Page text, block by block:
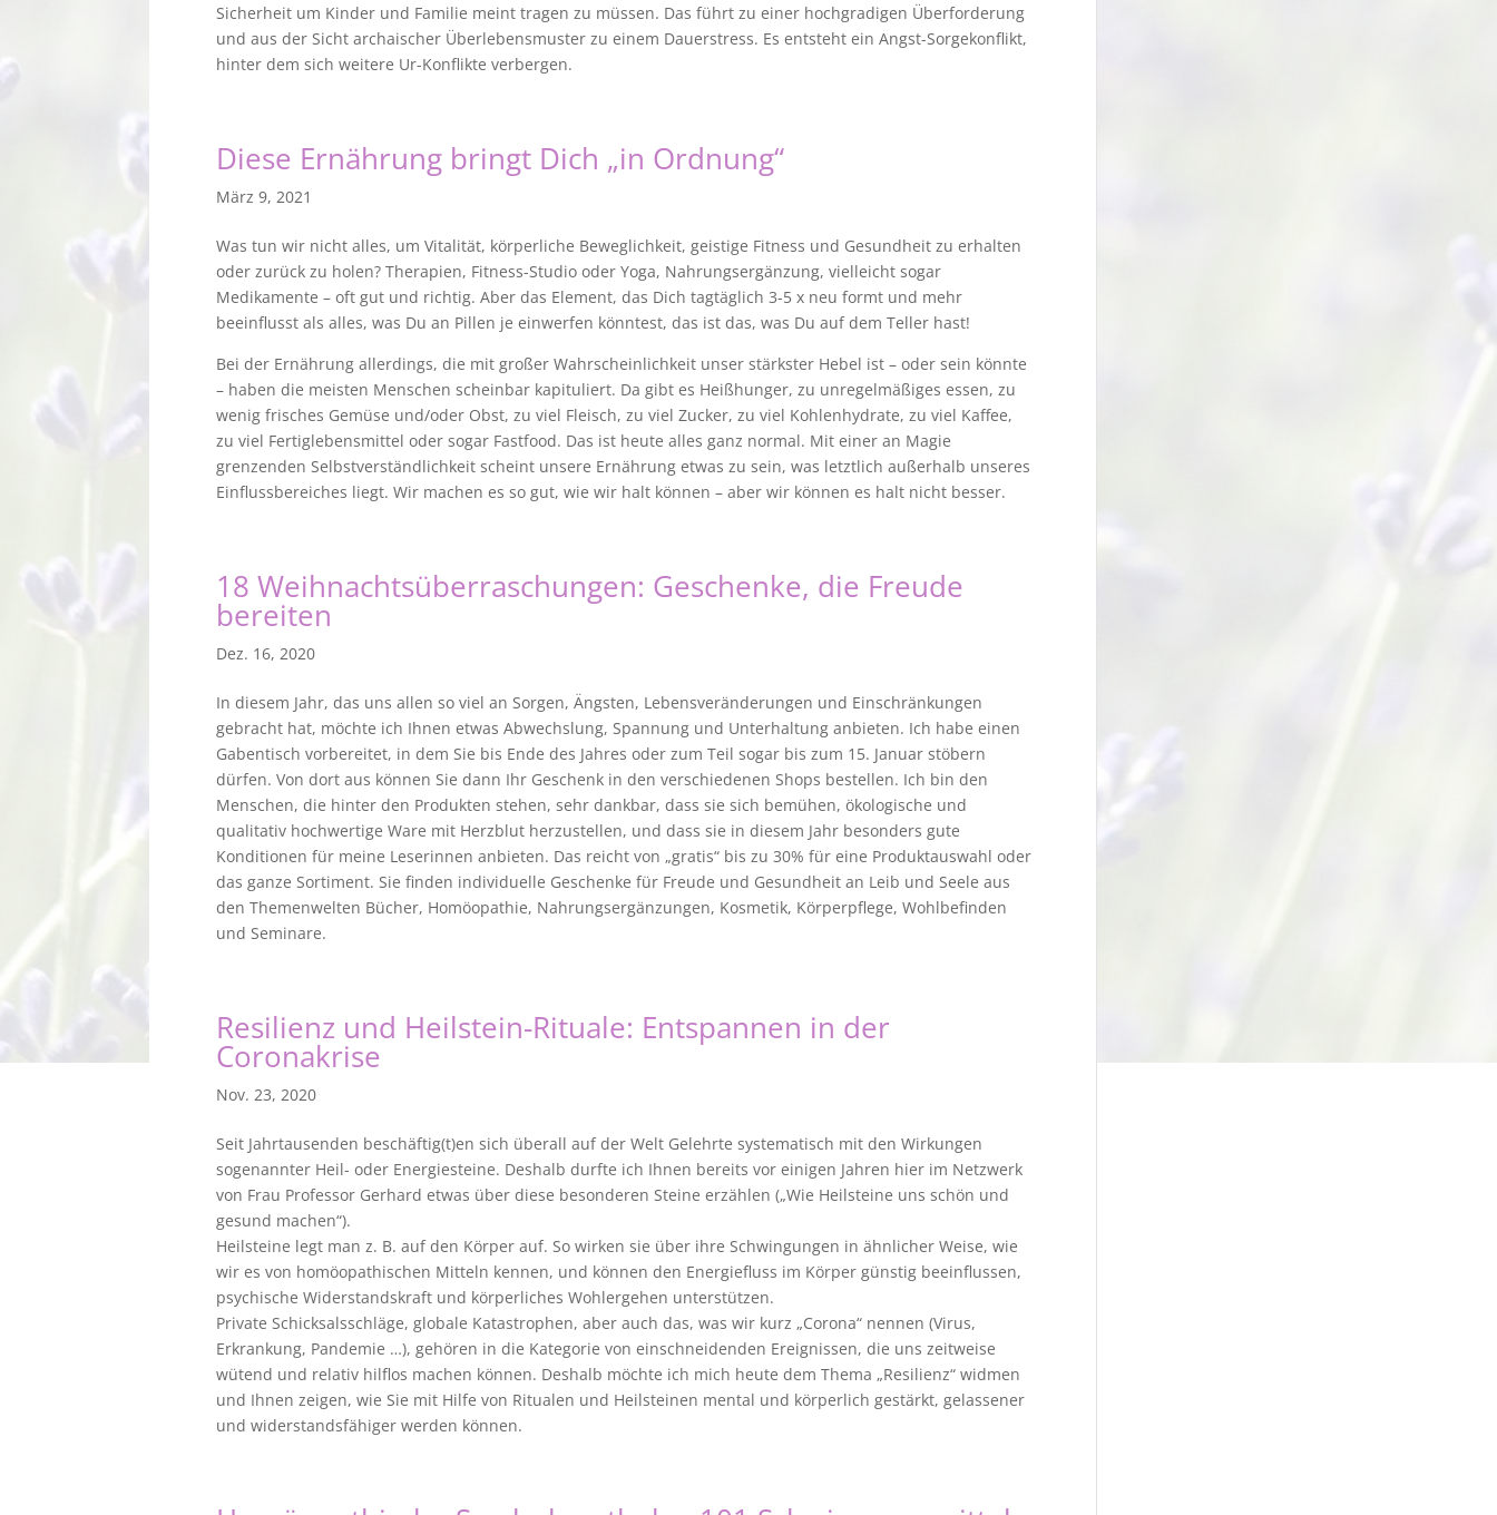
Sicherheit um Kinder und Familie meint tragen zu müssen. Das führt zu einer hochgradigen Überforderung
und aus der Sicht archaischer Überlebensmuster zu einem Dauerstress. Es entsteht ein Angst-Sorgekonflikt,
hinter dem sich weitere Ur-Konflikte verbergen.
Diese Ernährung bringt Dich „in Ordnung“
März 9, 2021
Was tun wir nicht alles, um Vitalität, körperliche Beweglichkeit, geistige Fitness und Gesundheit zu erhalten
oder zurück zu holen? Therapien, Fitness-Studio oder Yoga, Nahrungsergänzung, vielleicht sogar
Medikamente – oft gut und richtig. Aber das Element, das Dich tagtäglich 3-5 x neu formt und mehr
beeinflusst als alles, was Du an Pillen je einwerfen könntest, das ist das, was Du auf dem Teller hast!
Bei der Ernährung allerdings, die mit großer Wahrscheinlichkeit unser stärkster Hebel ist – oder sein könnte
– haben die meisten Menschen scheinbar kapituliert. Da gibt es Heißhunger, zu unregelmäßiges essen, zu
wenig frisches Gemüse und/oder Obst, zu viel Fleisch, zu viel Zucker, zu viel Kohlenhydrate, zu viel Kaffee,
zu viel Fertiglebensmittel oder sogar Fastfood. Das ist heute alles ganz normal. Mit einer an Magie
grenzenden Selbstverständlichkeit scheint unsere Ernährung etwas zu sein, was letztlich außerhalb unseres
Einflussbereiches liegt. Wir machen es so gut, wie wir halt können – aber wir können es halt nicht besser.
18 Weihnachtsüberraschungen: Geschenke, die Freude
bereiten
Dez. 16, 2020
In diesem Jahr, das uns allen so viel an Sorgen, Ängsten, Lebensveränderungen und Einschränkungen
gebracht hat, möchte ich Ihnen etwas Abwechslung, Spannung und Unterhaltung anbieten. Ich habe einen
Gabentisch vorbereitet, in dem Sie bis Ende des Jahres oder zum Teil sogar bis zum 15. Januar stöbern
dürfen. Von dort aus können Sie dann Ihr Geschenk in den verschiedenen Shops bestellen. Ich bin den
Menschen, die hinter den Produkten stehen, sehr dankbar, dass sie sich bemühen, ökologische und
qualitativ hochwertige Ware mit Herzblut herzustellen, und dass sie in diesem Jahr besonders gute
Konditionen für meine Leserinnen anbieten. Das reicht von „gratis“ bis zu 30% für eine Produktauswahl oder
das ganze Sortiment. Sie finden individuelle Geschenke für Freude und Gesundheit an Leib und Seele aus
den Themenwelten Bücher, Homöopathie, Nahrungsergänzungen, Kosmetik, Körperpflege, Wohlbefinden
und Seminare.
Resilienz und Heilstein-Rituale: Entspannen in der
Coronakrise
Nov. 23, 2020
Seit Jahrtausenden beschäftig(t)en sich überall auf der Welt Gelehrte systematisch mit den Wirkungen
sogenannter Heil- oder Energiesteine. Deshalb durfte ich Ihnen bereits vor einigen Jahren hier im Netzwerk
von Frau Professor Gerhard etwas über diese besonderen Steine erzählen („Wie Heilsteine uns schön und
gesund machen“).
Heilsteine legt man z. B. auf den Körper auf. So wirken sie über ihre Schwingungen in ähnlicher Weise, wie
wir es von homöopathischen Mitteln kennen, und können den Energiefluss im Körper günstig beeinflussen,
psychische Widerstandskraft und körperliches Wohlergehen unterstützen.
Private Schicksalsschläge, globale Katastrophen, aber auch das, was wir kurz „Corona“ nennen (Virus,
Erkrankung, Pandemie …), gehören in die Kategorie von einschneidenden Ereignissen, die uns zeitweise
wütend und relativ hilflos machen können. Deshalb möchte ich mich heute dem Thema „Resilienz“ widmen
und Ihnen zeigen, wie Sie mit Hilfe von Ritualen und Heilsteinen mental und körperlich gestärkt, gelassener
und widerstandsfähiger werden können.